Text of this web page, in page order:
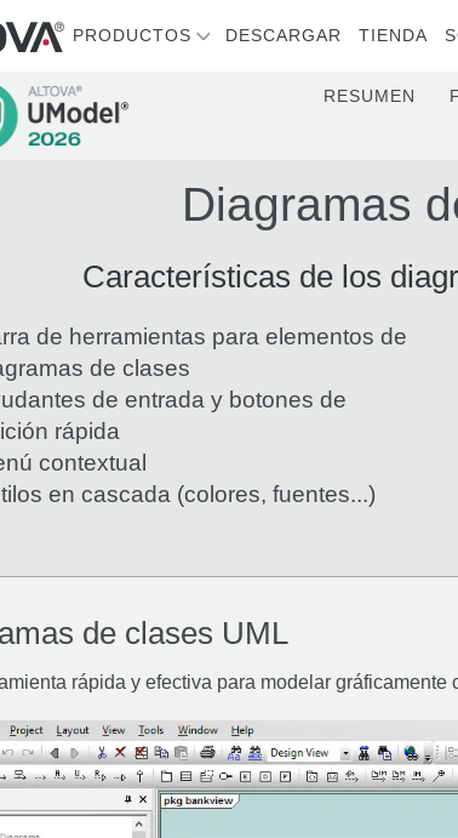
PRODUCTOS DESCARGAR TIENDA
RESUMEN
Diagramas
Características de los
de herramientas para elementos de
de clases
de entrada y botones de
rápida
contextual
en cascada (colores, fuentes...)
de clases UML
rápida y efectiva para modelar